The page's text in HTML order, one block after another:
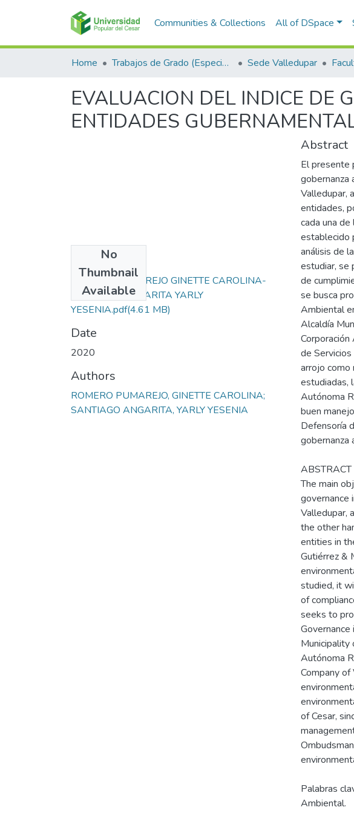
Communities & Collections All of DSpace
Home Trabajos de Grado (Especializaciones y Pregrados) Sede Valledupar
EVALUACION DEL INDICE DE
ENTIDADES
No
Thumbnail
Available
ROMERO PUMAREJO GINETTE CAROLINA-
SANTIAGO ANGARITA YARLY
YESENIA.pdf(4.61 MB)
Date
2020
Authors
ROMERO PUMAREJO, GINETTE CAROLINA;
SANTIAGO ANGARITA, YARLY YESENIA
Abstract
El presente
gobernanza
Valledupar,
entidades,
cada una
establecido
análisis de
estudiar, se
de
se busca
Ambiental
Alcaldía
de
arrojo como
estudiadas,
Autónoma
buen
Defensoría
gobernanza
ABSTRACT
The main
governance
Valledupar,
the other
entities in
Gutiérrez &
studied, it
of
seeks to
Municipality
Autónoma
Company
of Cesar,
Palabras
Ambiental.